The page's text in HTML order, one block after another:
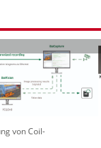
von Coil-